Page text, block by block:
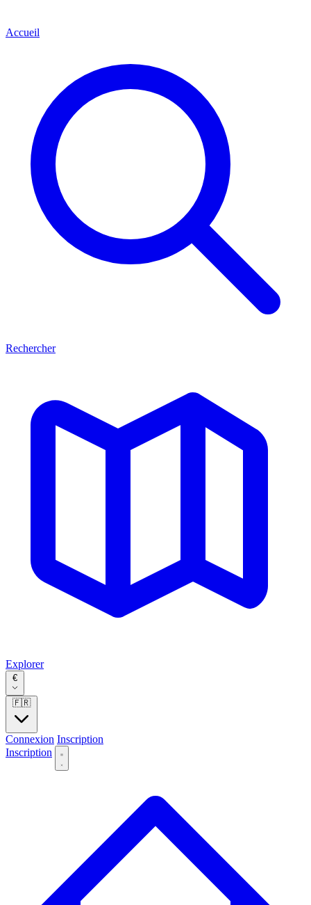
Accueil
Rechercher
Explorer
€
🇫🇷
Connexion Inscription
Inscription